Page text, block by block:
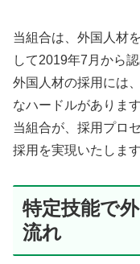
当組合は、外国人材
して2019年7月から
外国人材の採用には
なハードルがあります
当組合が、採用プロ
採用を実現いたします
特定技能で
流れ